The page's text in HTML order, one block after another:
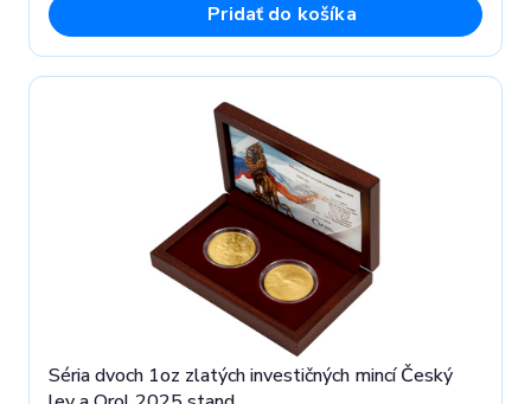
Pridať do košíka
Séria dvoch 1oz zlatých investičných mincí Český